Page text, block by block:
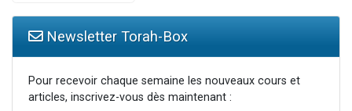
Newsletter Torah-Box
Pour recevoir chaque semaine les nouveaux cours et
articles, inscrivez-vous dès maintenant :